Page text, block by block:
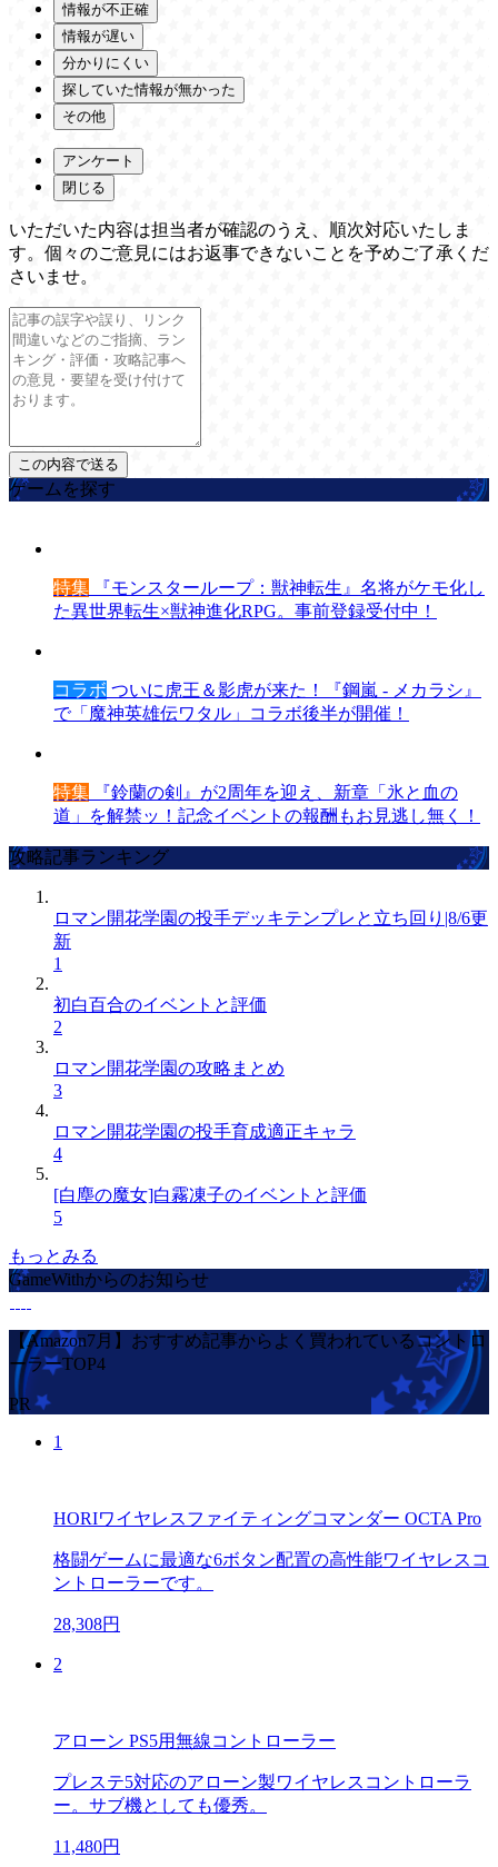
情報が不正確
情報が遅い
分かりにくい
探していた情報が無かった
その他
アンケート
閉じる
いただいた内容は担当者が確認のうえ、順次対応いたしま
す。個々のご意見にはお返事できないことを予めご了承くだ
さいませ。
ゲームを探す
特集 『モンスターループ：獣神転生』名将がケモ化し
た異世界転生×獣神進化RPG。事前登録受付中！
コラボ ついに虎王＆影虎が来た！『鋼嵐 - メカラシ』
で「魔神英雄伝ワタル」コラボ後半が開催！
特集 『鈴蘭の剣』が2周年を迎え、新章「氷と血の
道」を解禁ッ！記念イベントの報酬もお見逃し無く！
攻略記事ランキング
ロマン開花学園の投手デッキテンプレと立ち回り|8/6更
新
1
初白百合のイベントと評価
2
ロマン開花学園の攻略まとめ
3
ロマン開花学園の投手育成適正キャラ
4
[白塵の魔女]白霧凍子のイベントと評価
5
もっとみる
GameWithからのお知らせ
【Amazon7月】おすすめ記事からよく買われているコントロ
ーラーTOP4
PR
1
HORIワイヤレスファイティングコマンダー OCTA Pro
格闘ゲームに最適な6ボタン配置の高性能ワイヤレスコ
ントローラーです。
28,308円
2
アローン PS5用無線コントローラー
プレステ5対応のアローン製ワイヤレスコントローラ
ー。サブ機としても優秀。
11,480円